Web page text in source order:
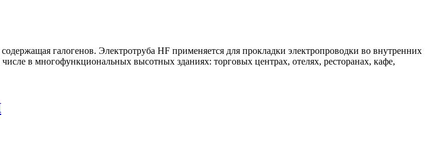
галогенов. Электротруба HF применяется для прокладки электропроводки во внутренних
в многофункциональных высотных зданиях: торговых центрах, отелях, ресторанах, кафе,